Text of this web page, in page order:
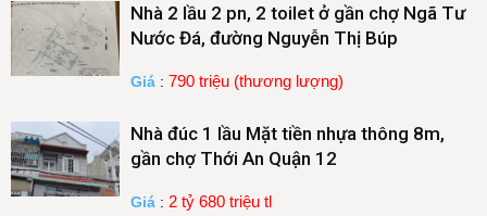
Nhà 2 lầu 2 pn, 2 toilet ở gần chợ Ngã Tư
Nước Đá, đường Nguyễn Thị Búp
Giá : 790 triệu (thương lượng)
Nhà đúc 1 lầu Mặt tiền nhựa thông 8m,
gần chợ Thới An Quận 12
Giá : 2 tỷ 680 triệu tl